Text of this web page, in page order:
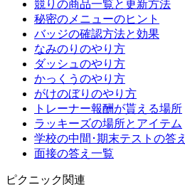
競りの商品一覧と更新方法
秘密のメニューのヒント
バッジの確認方法と効果
なみのりのやり方
ダッシュのやり方
かっくうのやり方
がけのぼりのやり方
トレーナー報酬が貰える場所
ラッキーズの場所とアイテム
学校の中間･期末テストの答え
面接の答え一覧
ピクニック関連